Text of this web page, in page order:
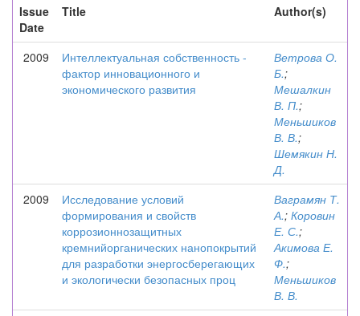
Issue
Date
Title Author(s)
2009
Интеллектуальная собственность -
фактор инновационного и
экономического развития
Ветрова О.
Б.;
Мешалкин
В. П.;
Меньшиков
В. В.;
Шемякин Н.
Д.
2009
Исследование условий
формирования и свойств
коррозионнозащитных
кремнийорганических нанопокрытий
для разработки энергосберегающих
и экологически безопасных проц
Ваграмян Т.
А.; Коровин
Е. С.;
Акимова Е.
Ф.;
Меньшиков
В. В.